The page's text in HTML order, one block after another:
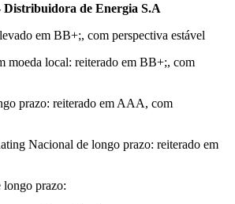
Distribuidora de Energia S.A
em BB+;, com perspectiva estável
moeda local: reiterado em BB+;, com
prazo: reiterado em AAA, com
Nacional de longo prazo: reiterado em
prazo: